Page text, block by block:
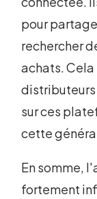
pour
rechercher
achats. Cela
sur ces
cette
En somme,
fortement